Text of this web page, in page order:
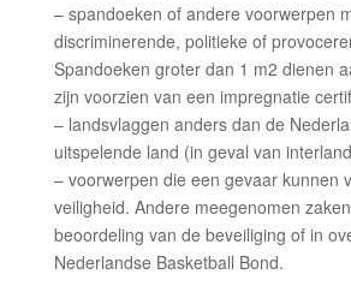
– spandoeken of andere voorwerpen
discriminerende, politieke of
Spandoeken groter dan 1 m2 dienen
zijn voorzien van een impregnatie
– landsvlaggen anders dan de
uitspelende land (in geval van
– voorwerpen die een gevaar kunnen
veiligheid. Andere meegenomen
beoordeling van de beveiliging of in
Nederlandse Basketball Bond.